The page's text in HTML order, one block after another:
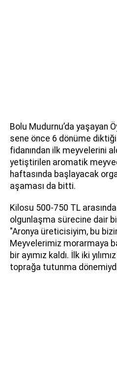
Bolu Mudurnu’da yaşayan
sene önce 6 dönüme
fidanından ilk meyvelerini
yetiştirilen aromatik
haftasında başlayacak
aşaması da bitti.
Kilosu 500-750 TL
olgunlaşma sürecine dair
"Aronya üreticisiyim, bu
Meyvelerimiz morarmaya
bir ayımız kaldı. İlk iki
toprağa tutunma